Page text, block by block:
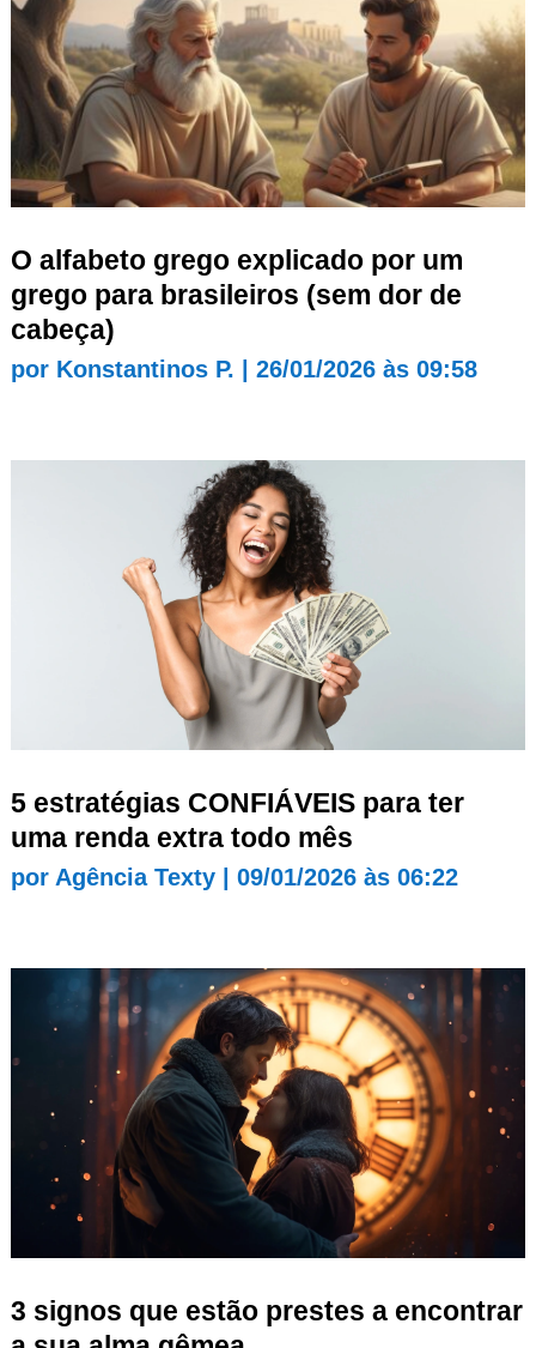
O alfabeto grego explicado por um
grego para brasileiros (sem dor de
cabeça)
por Konstantinos P. 26/01/2026 às 09:58
5 estratégias CONFIÁVEIS para ter
uma renda extra todo mês
por Agência Texty| 09/01/2026 às 06:22
3 signos que estão prestes a encontrar